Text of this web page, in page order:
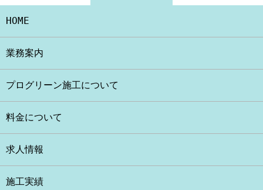
HOME
業務案内
プログリーン施工について
料金について
求人情報
施工実績